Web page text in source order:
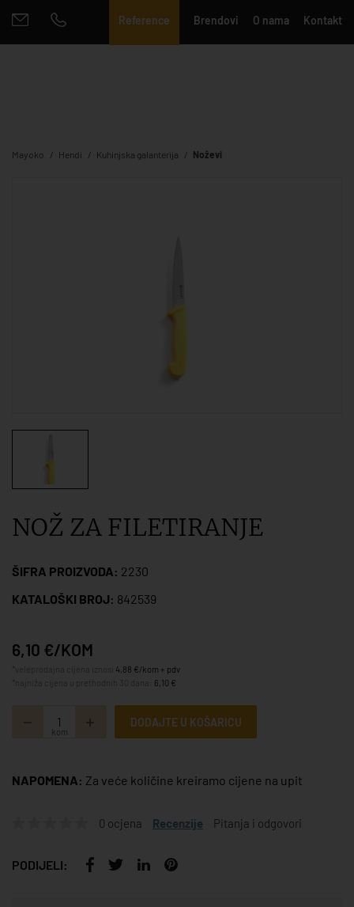
Reference Brendovi O nama Kontakt
Mayoko Hendi Kuhinjska galanterija Noževi
NOŽ ZA FILETIRANJE
ŠIFRA PROIZVODA: 2230
KATALOŠKI BROJ: 842539
6,10 €/KOM
4,88 €/kom + pdv
6,10 €
kom
DODAJTE U KOŠARICU
NAPOMENA: Za veće količine kreiramo cijene na upit
0 ocjena Recenzije Pitanja i odgovori
PODIJELI: